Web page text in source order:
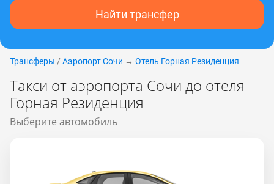
Найти трансфер
Трансферы / Аэропорт Сочи → Отель Горная Резиденция
Такси от аэропорта Сочи до отеля
Горная Резиденция
Выберите автомобиль